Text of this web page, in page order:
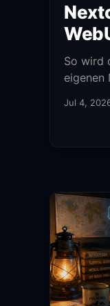
So wird
eigenen
Jul 4,